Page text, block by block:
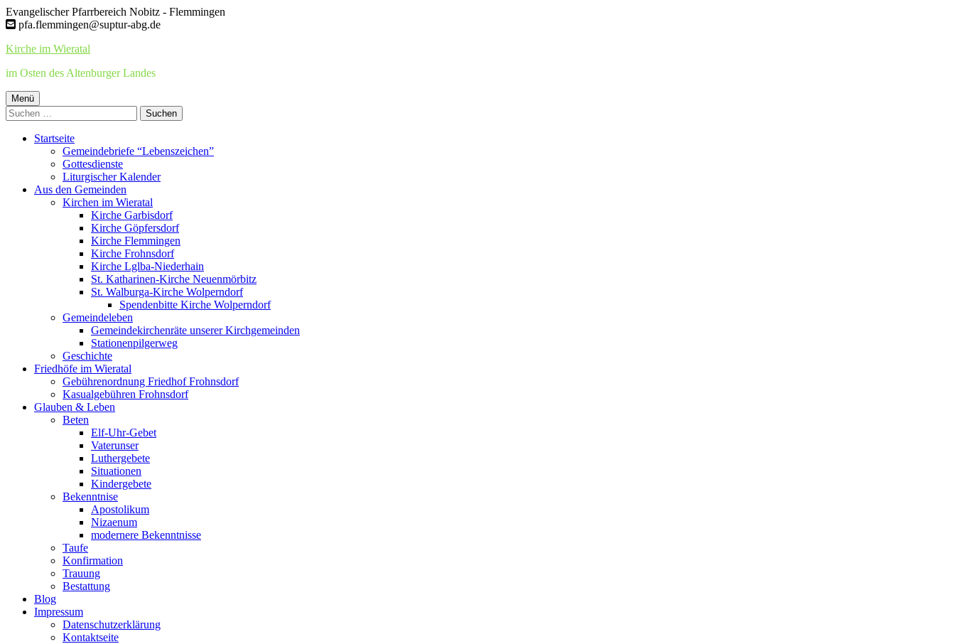
Springe
zum
Evangelischer Pfarrbereich Nobitz - Flemmingen
pfa.flemmingen@suptur-abg.de
Kirche im Wieratal
im Osten des Altenburger Landes
Primäres
Menü
Menü
Suchen
nach:
Startseite
Gemeindebriefe “Lebenszeichen”
Gottesdienste
Liturgischer Kalender
Aus den Gemeinden
Kirchen im Wieratal
Kirche Garbisdorf
Kirche Göpfersdorf
Kirche Flemmingen
Kirche Frohnsdorf
Kirche Lglba-Niederhain
St. Katharinen-Kirche Neuenmörbitz
St. Walburga-Kirche Wolperndorf
Spendenbitte Kirche Wolperndorf
Gemeindeleben
Gemeindekirchenräte unserer Kirchgemeinden
Stationenpilgerweg
Geschichte
Friedhöfe im Wieratal
Gebührenordnung Friedhof Frohnsdorf
Kasualgebühren Frohnsdorf
Glauben & Leben
Beten
Elf-Uhr-Gebet
Vaterunser
Luthergebete
Situationen
Kindergebete
Bekenntnise
Apostolikum
Nizaenum
modernere Bekenntnisse
Taufe
Konfirmation
Trauung
Bestattung
Blog
Impressum
Datenschutzerklärung
Kontaktseite